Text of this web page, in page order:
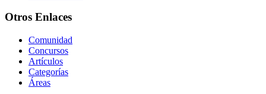
Otros Enlaces
Comunidad
Concursos
Artículos
Categorías
Áreas